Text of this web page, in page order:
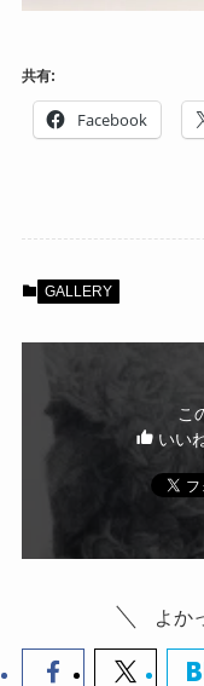
共有:
Facebook
GALLERY
こ
いい
よか